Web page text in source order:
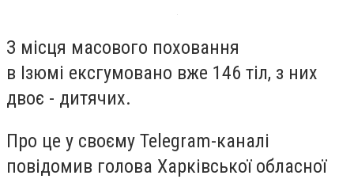
З місця масового поховання
в Ізюмі ексгумовано вже 146 тіл, з них
двоє - дитячих.
Про це у своєму Telegram-каналі
повідомив голова Харківської обласної